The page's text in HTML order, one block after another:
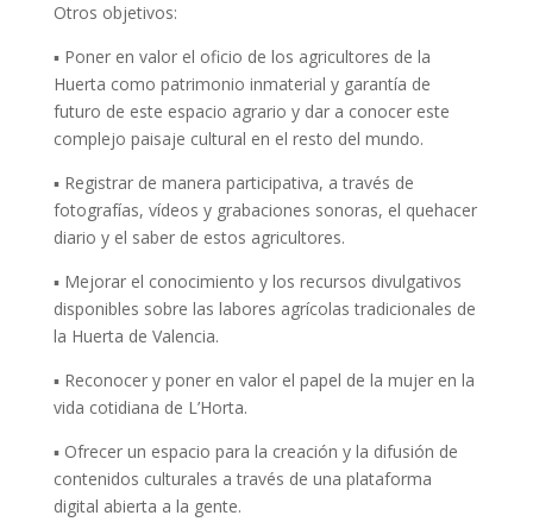
Otros objetivos:
▪ Poner en valor el oficio de los agricultores de la
Huerta como patrimonio inmaterial y garantía de
futuro de este espacio agrario y dar a conocer este
complejo paisaje cultural en el resto del mundo.
▪ Registrar de manera participativa, a través de
fotografías, vídeos y grabaciones sonoras, el quehacer
diario y el saber de estos agricultores.
▪ Mejorar el conocimiento y los recursos divulgativos
disponibles sobre las labores agrícolas tradicionales de
la Huerta de Valencia.
▪ Reconocer y poner en valor el papel de la mujer en la
vida cotidiana de L’Horta.
▪ Ofrecer un espacio para la creación y la difusión de
contenidos culturales a través de una plataforma
digital abierta a la gente.